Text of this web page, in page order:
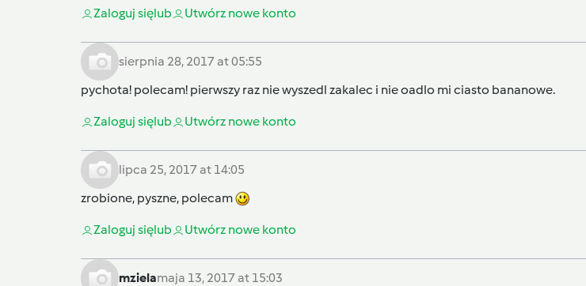
Zaloguj sięlub Utwórz nowe konto
sierpnia 28, 2017 at 05:55
pychota! polecam! pierwszy raz nie wyszedl zakalec i nie oadlo mi ciasto bananowe.
Zaloguj sięlub Utwórz nowe konto
lipca 25, 2017 at 14:05
zrobione, pyszne, polecam
Zaloguj sięlub Utwórz nowe konto
mzielamaja 13, 2017 at 15:03